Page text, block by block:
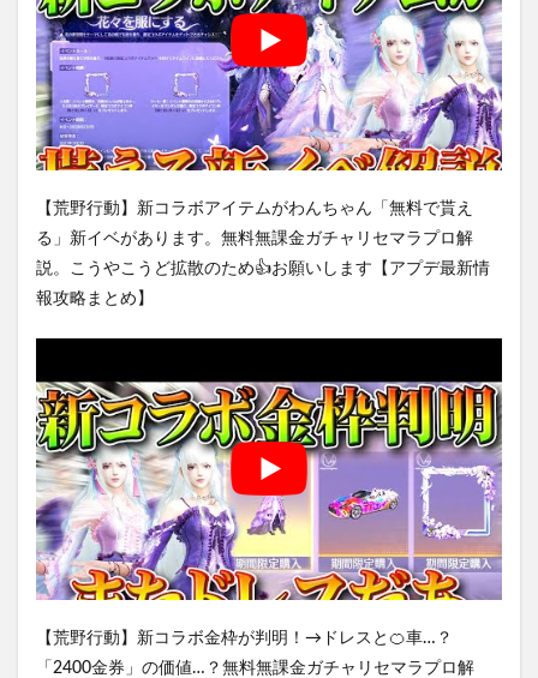
【荒野行動】新コラボアイテムがわんちゃん「無料で貰え
る」新イベがあります。無料無課金ガチャリセマラプロ解
説。こうやこうど拡散のため👍お願いします【アプデ最新情
報攻略まとめ】
【荒野行動】新コラボ金枠が判明！→ドレスと🍊車…？
「2400金券」の価値…？無料無課金ガチャリセマラプロ解